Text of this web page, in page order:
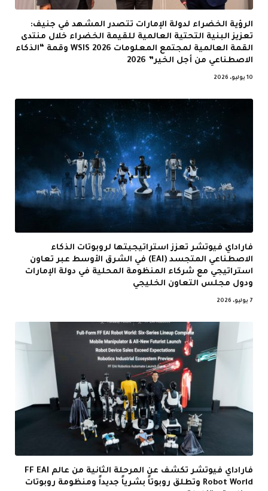
الرؤية الخضراء لدولة الإمارات تتصدر المشهد في جنيف:
تعزيز البنية التحتية العالمية للقيمة الخضراء خلال منتدى
القمة العالمية لمجتمع المعلومات WSIS 2026 وقمة “الذكاء
الاصطناعي من أجل الخير” 2026
10 يوليو، 2026
فاراداي فيوتشر تعزز استراتيجيتها لروبوتات الذكاء
الاصطناعي المتجسد (EAI) في الشرق الأوسط عبر تعاون
استراتيجي مع شركاء المنظومة المحلية في دولة الإمارات
ودول مجلس التعاون الخليجي
7 يوليو، 2026
فاراداي فيوتشر تكشف عن المرحلة الثانية من عالم FF EAI
Robot World وتطلق روبوتاً بشرياً جديداً ومنظومة روبوتات